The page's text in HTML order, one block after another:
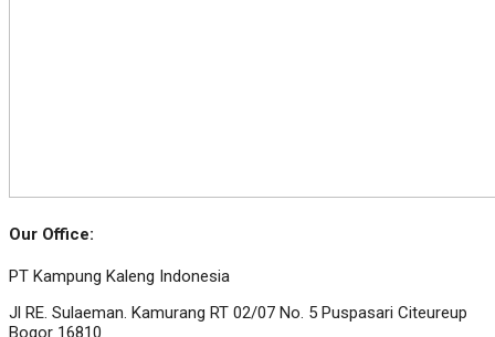
Our Office:
PT Kampung Kaleng Indonesia
Jl RE. Sulaeman. Kamurang RT 02/07 No. 5 Puspasari Citeureup
Bogor 16810